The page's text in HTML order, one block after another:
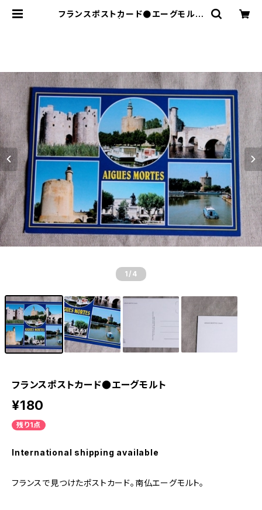
フランスポストカード●エーグモルト
1 /4
フランスポストカード●エーグモルト
¥180
残り1点
International shipping available
フランスで見つけたポストカード。南仏エーグモルト。